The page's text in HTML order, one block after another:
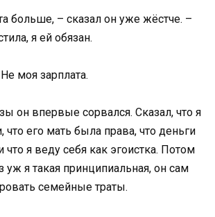
больше, – сказал он уже жёстче. –
я ей обязан.
моя зарплата.
он впервые сорвался. Сказал, что я
что его мать была права, что деньги
я веду себя как эгоистка. Потом
уж я такая принципиальная, он сам
семейные траты.